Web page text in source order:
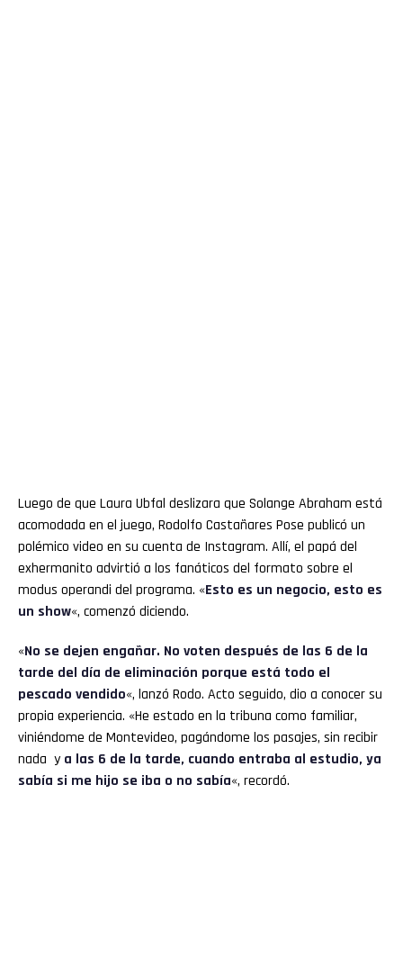
Luego de que Laura Ubfal deslizara que Solange Abraham está
acomodada en el juego, Rodolfo Castañares Pose publicó un
polémico video en su cuenta de Instagram. Allí, el papá del
exhermanito advirtió a los fanáticos del formato sobre el
modus operandi del programa. «Esto es un negocio, esto es
un show«, comenzó diciendo.
«No se dejen engañar. No voten después de las 6 de la
tarde del día de eliminación porque está todo el
pescado vendido«, lanzó Rodo. Acto seguido, dio a conocer su
propia experiencia. «He estado en la tribuna como familiar,
viniéndome de Montevideo, pagándome los pasajes, sin recibir
nada y a las 6 de la tarde, cuando entraba al estudio, ya
sabía si me hijo se iba o no sabía«, recordó.